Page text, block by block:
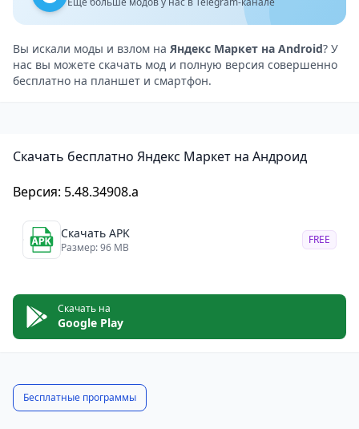
проводятся акции и распродажи, что позволяет
сэкономить на покупках.
Отзывы и рейтинги продавцов: перед покупкой
можно ознакомиться с отзывами и рейтингами
свой отзыв о товаре или продавце, чтобы помочь
Интуитивно понятный интерфейс: Яндекс Маркет
имеет простой и понятный интерфейс, который
делает использование приложения удобным и
структурированы и легко доступны.
Безопасность: приложение использует
современные технологии защиты данных, чтобы
данных пользователей. Все транзакции в
приложении защищены протоколом SSL.
Вы искали моды и взлом на Яндекс Маркет на Android? У
нас вы можете скачать мод и полную версия совершенно
бесплатно на планшет и смартфон.
Скачать бесплатно Яндекс Маркет на Андроид
Версия: 5.48.34908.a
Скачать APK
Размер: 96 MB
FREE
Скачать на
Google Play
Бесплатные программы